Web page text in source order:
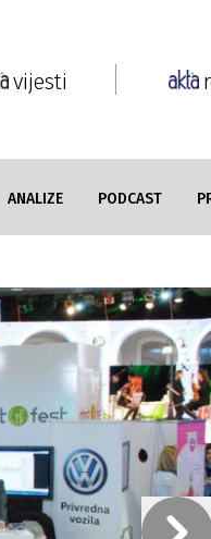
vijesti
ANALIZE PODCAST